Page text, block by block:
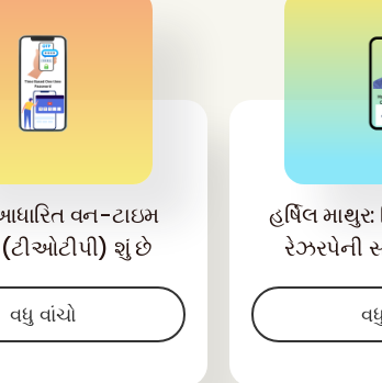
વન-ટાઇમ
(ટીઓટીપી) શું છે
વધુ વાંચો
હર્ષિલ
રેઝરપેની